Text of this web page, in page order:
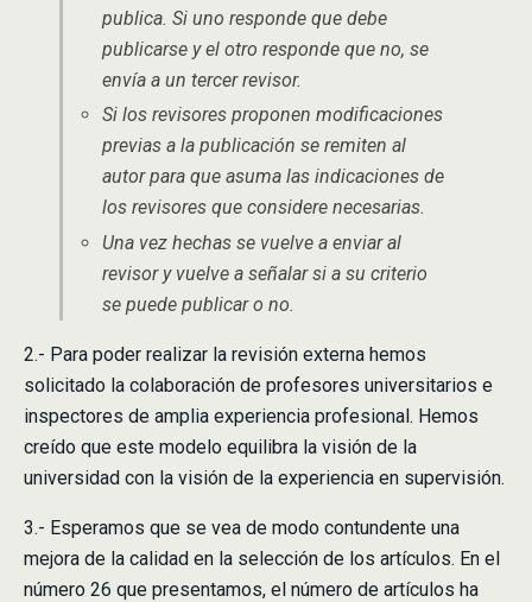
publica. Si uno responde que debe
publicarse y el otro responde que no, se
envía a un tercer revisor.
Si los revisores proponen modificaciones
previas a la publicación se remiten al
autor para que asuma las indicaciones de
los revisores que considere necesarias.
Una vez hechas se vuelve a enviar al
revisor y vuelve a señalar si a su criterio
se puede publicar o no.
2.- Para poder realizar la revisión externa hemos
solicitado la colaboración de profesores universitarios e
inspectores de amplia experiencia profesional. Hemos
creído que este modelo equilibra la visión de la
universidad con la visión de la experiencia en supervisión.
3.- Esperamos que se vea de modo contundente una
mejora de la calidad en la selección de los artículos. En el
número 26 que presentamos, el número de artículos ha